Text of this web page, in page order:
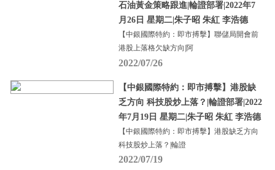
石油黃金策略跟進|輪證部署|2022年7
月26日 星期二|朱子昭 朱紅 李浩德
【中銀國際特約：即市搏擊】聯儲局開會前
港股上落格欠缺方向|阿
2022/07/26
【中銀國際特約：即市搏擊】港股缺
乏方向 科技股炒上落？|輪證部署|2022
年7月19日 星期二|朱子昭 朱紅 李浩德
【中銀國際特約：即市搏擊】港股缺乏方向
科技股炒上落？|輪證
2022/07/19